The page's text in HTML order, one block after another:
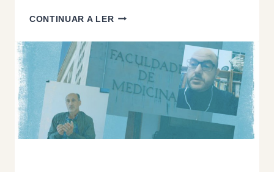
CONTINUAR A LERSNS
ATESTADO
DE
INDIGÊNCIA?